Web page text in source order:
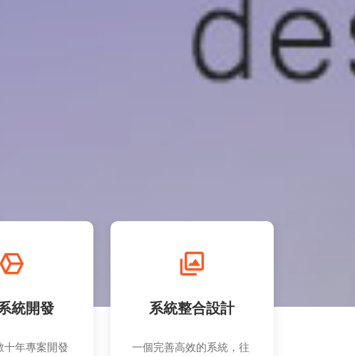
統開發
十年專案開發
系統整合設計
一個完善高效的系統，往